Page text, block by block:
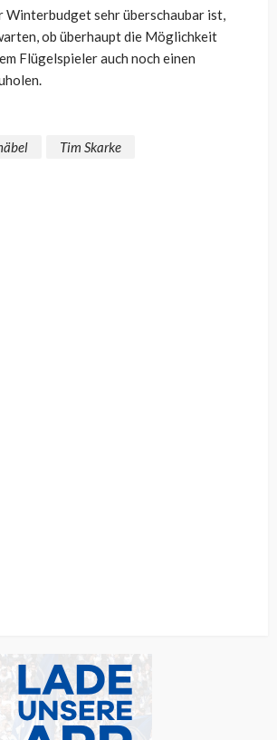
Winterbudget sehr überschaubar ist,
ob überhaupt die Möglichkeit
Flügelspieler auch noch einen
Tim Skarke